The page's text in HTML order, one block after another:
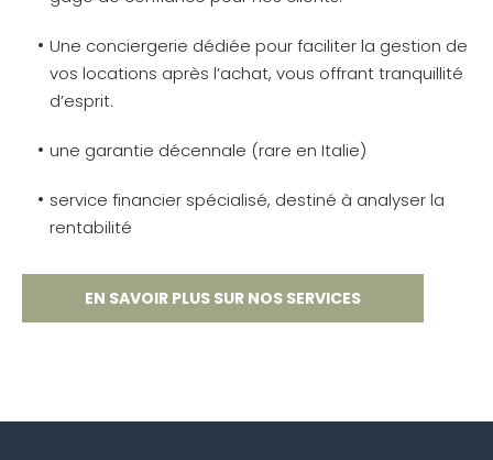
Une conciergerie dédiée pour faciliter la gestion de
vos locations après l’achat, vous offrant tranquillité
d’esprit.
une garantie décennale (rare en Italie)
service financier spécialisé, destiné à analyser la
rentabilité
EN SAVOIR PLUS SUR NOS SERVICES